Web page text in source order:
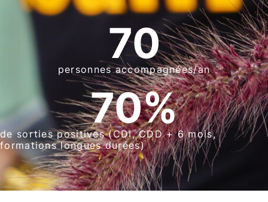
personnes accompagnées/an
70
de sorties positives (CDI, CDD + 6 mois,
formations longues durées)
70%